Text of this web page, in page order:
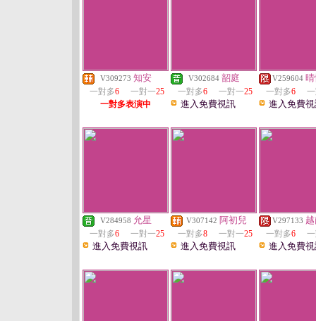
V309273 知安
一對多6 一對一25
一對多表演中
V302684 韶庭
一對多6 一對一25
進入免費視訊
V259604
一對多6
進入免費
V284958 允星
一對多6 一對一25
進入免費視訊
V307142 阿初兒
一對多8 一對一25
進入免費視訊
V297133
一對多6
進入免費